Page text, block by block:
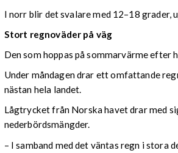
I norr blir det svalare med 12–18 grader,
Stort regnoväder på väg
Den som hoppas på sommarvärme efter
Under måndagen drar ett omfattande
nästan hela landet.
Lågtrycket från Norska havet drar med
nederbördsmängder.
– I samband med det väntas regn i stora